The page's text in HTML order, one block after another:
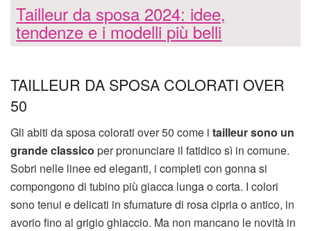
Tailleur da sposa 2024: idee,
tendenze e i modelli più belli
TAILLEUR DA SPOSA COLORATI OVER
50
Gli abiti da sposa colorati over 50 come i tailleur sono un
grande classico per pronunciare il fatidico sì in comune.
Sobri nelle linee ed eleganti, i completi con gonna si
compongono di tubino più giacca lunga o corta. I colori
sono tenui e delicati in sfumature di rosa cipria o antico, in
avorio fino al grigio ghiaccio. Ma non mancano le novità in